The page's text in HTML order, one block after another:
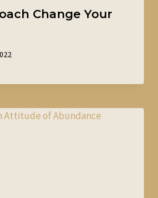
Change Your